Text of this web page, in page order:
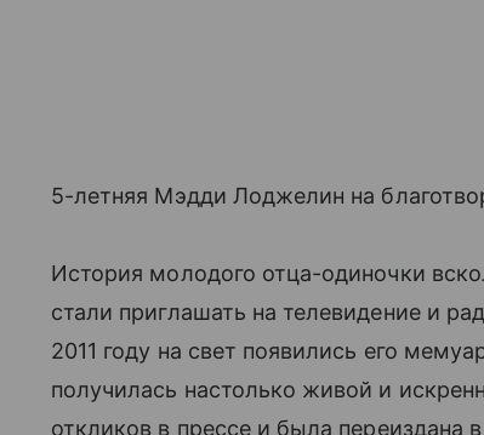
5-летняя Мэдди Лоджелин на
История молодого отца-одиночки
стали приглашать на телевидение и
2011 году на свет появились его
получилась настолько живой и
откликов в прессе и была переиздана в